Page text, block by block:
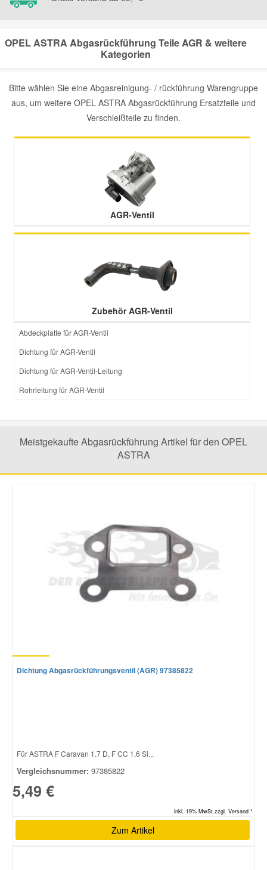
OPEL ASTRA Abgasrückführung Teile AGR & weitere
Kategorien
Bitte wählen Sie eine Abgasreinigung- / rückführung Warengruppe
aus, um weitere OPEL ASTRA Abgasrückführung Ersatzteile und
Verschleißteile zu finden.
AGR-Ventil
Zubehör AGR-Ventil
Abdeckplatte für AGR-Ventil
Dichtung für AGR-Ventil
Dichtung für AGR-Ventil-Leitung
Rohrleitung für AGR-Ventil
Meistgekaufte Abgasrückführung Artikel für den OPEL
ASTRA
Dichtung Abgasrückführungsventil (AGR) 97385822
Für ASTRA F Caravan 1.7 D, F CC 1.6 Si...
Vergleichsnummer: 97385822
5,49 €
inkl. 19% MwSt.zzgl. Versand *
Zum Artikel